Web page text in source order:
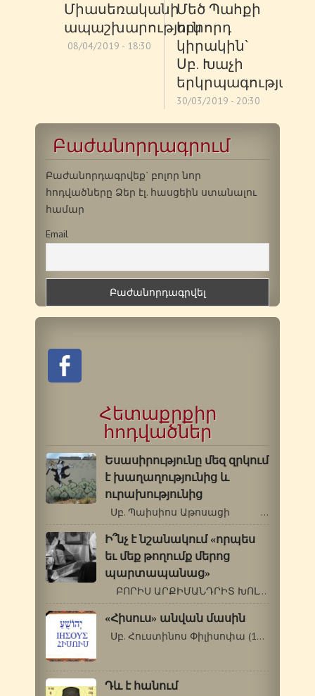
Միասեռականի
ապաշխարություն
08/04/2019 - 18:30
Մեծ Պահքի
երրորդ
կիրակին`
Սբ. Խաչի
երկրպագության
30/03/2019 - 20:30
Բաժանորդագրում
Բաժանորդագրվեք` բոլոր նոր
հոդվածները Ձեր էլ. հասցեին ստանալու
համար
Email
Հետաքրքիր
հոդվածներ
Եսասիրությունը մեզ զրկում
է խաղաղությունից և
ուրախությունից
Սբ. Պաիսիոս Աթոսացի …
Ի՞նչ է նշանակում «որպես
եւ մեք թողումք մերոց
պարտապանաց»
ԲՈՐԻՍ ԱՐՔԻՄԱՆԴՐԻՏ ԽՈԼՉԵՎ (1895-1971…
«Հիսուս» անվան մասին
Սբ. Հուստինոս Փիլիսոփա (110-165 թթ.)…
Դև է հանում